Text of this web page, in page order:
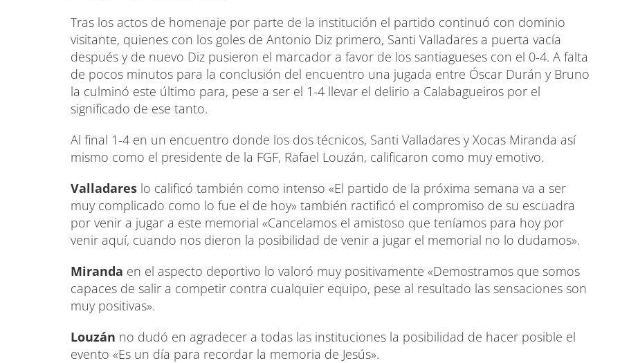
Tras los actos de homenaje por parte de la institución el partido continuó con dominio
visitante, quienes con los goles de Antonio Diz primero, Santi Valladares a puerta vacía
después y de nuevo Diz pusieron el marcador a favor de los santiagueses con el 0-4. A falta
de pocos minutos para la conclusión del encuentro una jugada entre Óscar Durán y Bruno
la culminó este último para, pese a ser el 1-4 llevar el delirio a Calabagueiros por el
significado de ese tanto.
Al final 1-4 en un encuentro donde los dos técnicos, Santi Valladares y Xocas Miranda así
mismo como el presidente de la FGF, Rafael Louzán, calificaron como muy emotivo.
Valladares lo calificó también como intenso «El partido de la próxima semana va a ser
muy complicado como lo fue el de hoy» también ractificó el compromiso de su escuadra
por venir a jugar a este memorial «Cancelamos el amistoso que teníamos para hoy por
venir aquí, cuando nos dieron la posibilidad de venir a jugar el memorial no lo dudamos».
Miranda en el aspecto deportivo lo valoró muy positivamente «Demostramos que somos
capaces de salir a competir contra cualquier equipo, pese al resultado las sensaciones son
muy positivas».
Louzán no dudó en agradecer a todas las instituciones la posibilidad de hacer posible el
evento «Es un día para recordar la memoria de Jesús».